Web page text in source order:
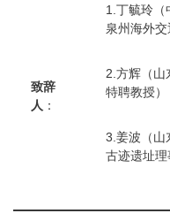
致辞
人 ：
1.丁毓玲（
泉州海外交
2.方辉（山
特聘教授）
3.姜波（山
古迹遗址理